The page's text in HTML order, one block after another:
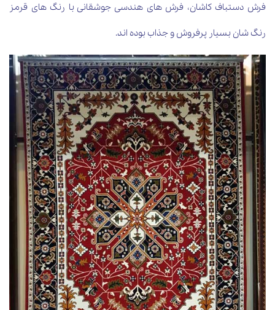
فرش دستباف کاشان، فرش های هندسی جوشقانی با رنگ های قرمز
رنگ شان بسیار پرفروش و جذاب بوده اند.